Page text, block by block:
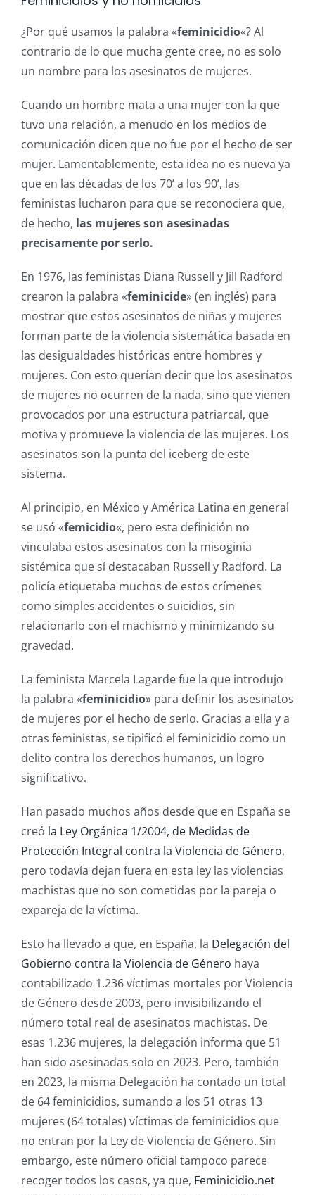
¿Por qué usamos la palabra «feminicidio«? Al
contrario de lo que mucha gente cree, no es solo
un nombre para los asesinatos de mujeres.
Cuando un hombre mata a una mujer con la que
tuvo una relación, a menudo en los medios de
comunicación dicen que no fue por el hecho de ser
mujer. Lamentablemente, esta idea no es nueva ya
que en las décadas de los 70’ a los 90’, las
feministas lucharon para que se reconociera que,
de hecho, las mujeres son asesinadas
precisamente por serlo.
En 1976, las feministas Diana Russell y Jill Radford
crearon la palabra «feminicide» (en inglés) para
mostrar que estos asesinatos de niñas y mujeres
forman parte de la violencia sistemática basada en
las desigualdades históricas entre hombres y
mujeres. Con esto querían decir que los asesinatos
de mujeres no ocurren de la nada, sino que vienen
provocados por una estructura patriarcal, que
motiva y promueve la violencia de las mujeres. Los
asesinatos son la punta del iceberg de este
sistema.
Al principio, en México y América Latina en general
se usó «femicidio«, pero esta definición no
vinculaba estos asesinatos con la misoginia
sistémica que sí destacaban Russell y Radford. La
policía etiquetaba muchos de estos crímenes
como simples accidentes o suicidios, sin
relacionarlo con el machismo y minimizando su
gravedad.
La feminista Marcela Lagarde fue la que introdujo
la palabra «feminicidio» para definir los asesinatos
de mujeres por el hecho de serlo. Gracias a ella y a
otras feministas, se tipificó el feminicidio como un
delito contra los derechos humanos, un logro
significativo.
Han pasado muchos años desde que en España se
creó la Ley Orgánica 1/2004, de Medidas de
Protección Integral contra la Violencia de Género,
pero todavía dejan fuera en esta ley las violencias
machistas que no son cometidas por la pareja o
expareja de la víctima.
Esto ha llevado a que, en España, la Delegación del
Gobierno contra la Violencia de Género haya
contabilizado 1.236 víctimas mortales por Violencia
de Género desde 2003, pero invisibilizando el
número total real de asesinatos machistas. De
esas 1.236 mujeres, la delegación informa que 51
han sido asesinadas solo en 2023. Pero, también
en 2023, la misma Delegación ha contado un total
de 64 feminicidios, sumando a los 51 otras 13
mujeres (64 totales) víctimas de feminicidios que
no entran por la Ley de Violencia de Género. Sin
embargo, este número oficial tampoco parece
recoger todos los casos, ya que, Feminicidio.net